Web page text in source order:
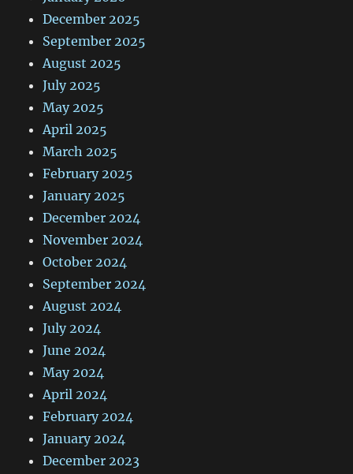
December 2025
September 2025
August 2025
July 2025
May 2025
April 2025
March 2025
February 2025
January 2025
December 2024
November 2024
October 2024
September 2024
August 2024
July 2024
June 2024
May 2024
April 2024
February 2024
January 2024
December 2023